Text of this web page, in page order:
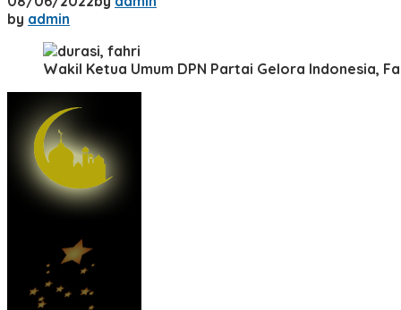
by admin
Wakil Ketua Umum DPN Partai Gelora Indonesia,